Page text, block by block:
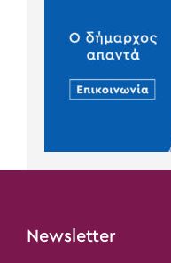
Newsletter